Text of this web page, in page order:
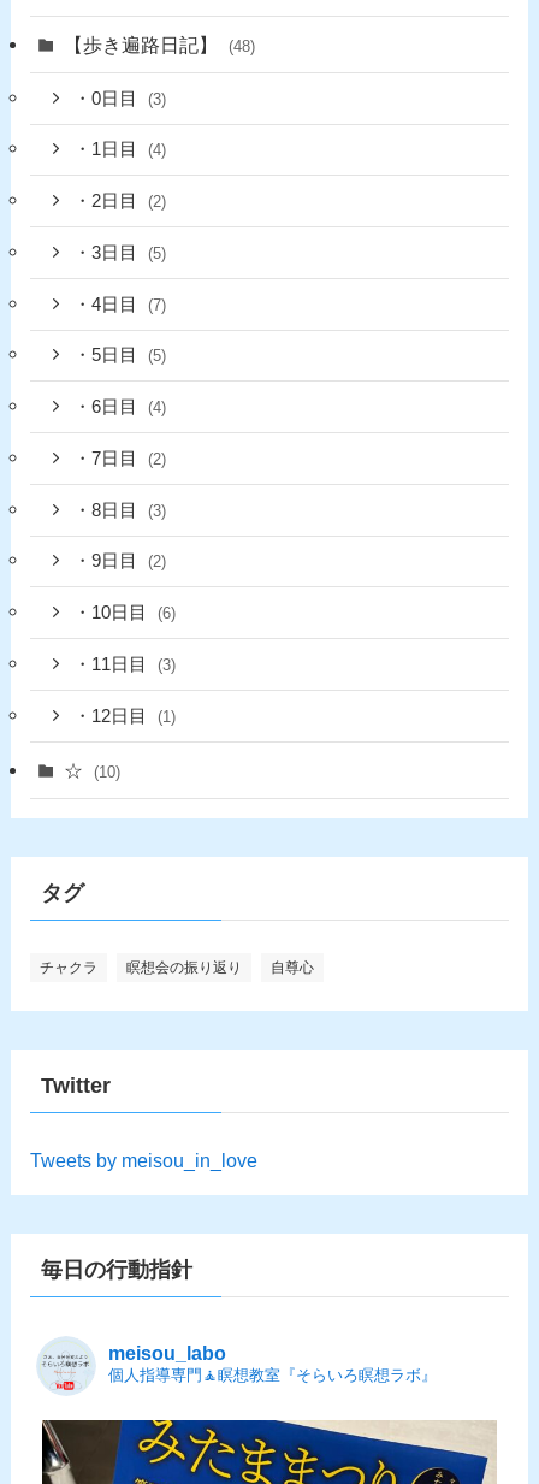
【歩き遍路日記】 (48)
・0日目 (3)
・1日目 (4)
・2日目 (2)
・3日目 (5)
・4日目 (7)
・5日目 (5)
・6日目 (4)
・7日目 (2)
・8日目 (3)
・9日目 (2)
・10日目 (6)
・11日目 (3)
・12日目 (1)
☆ (10)
タグ
チャクラ 瞑想会の振り返り 自尊心
Twitter
Tweets by meisou_in_love
毎日の行動指針
meisou_labo
個人指導専門🧘瞑想教室『そらいろ瞑想ラボ』